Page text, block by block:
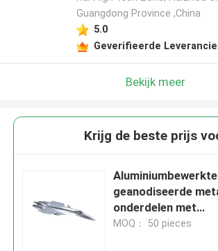
Guangdong Province ,China
5.0
Geverifieerde
Bekijk meer
Krijg de beste prijs
geanodiseerde
onderdelen met
controleinspectie
MOQ： 50 pieces